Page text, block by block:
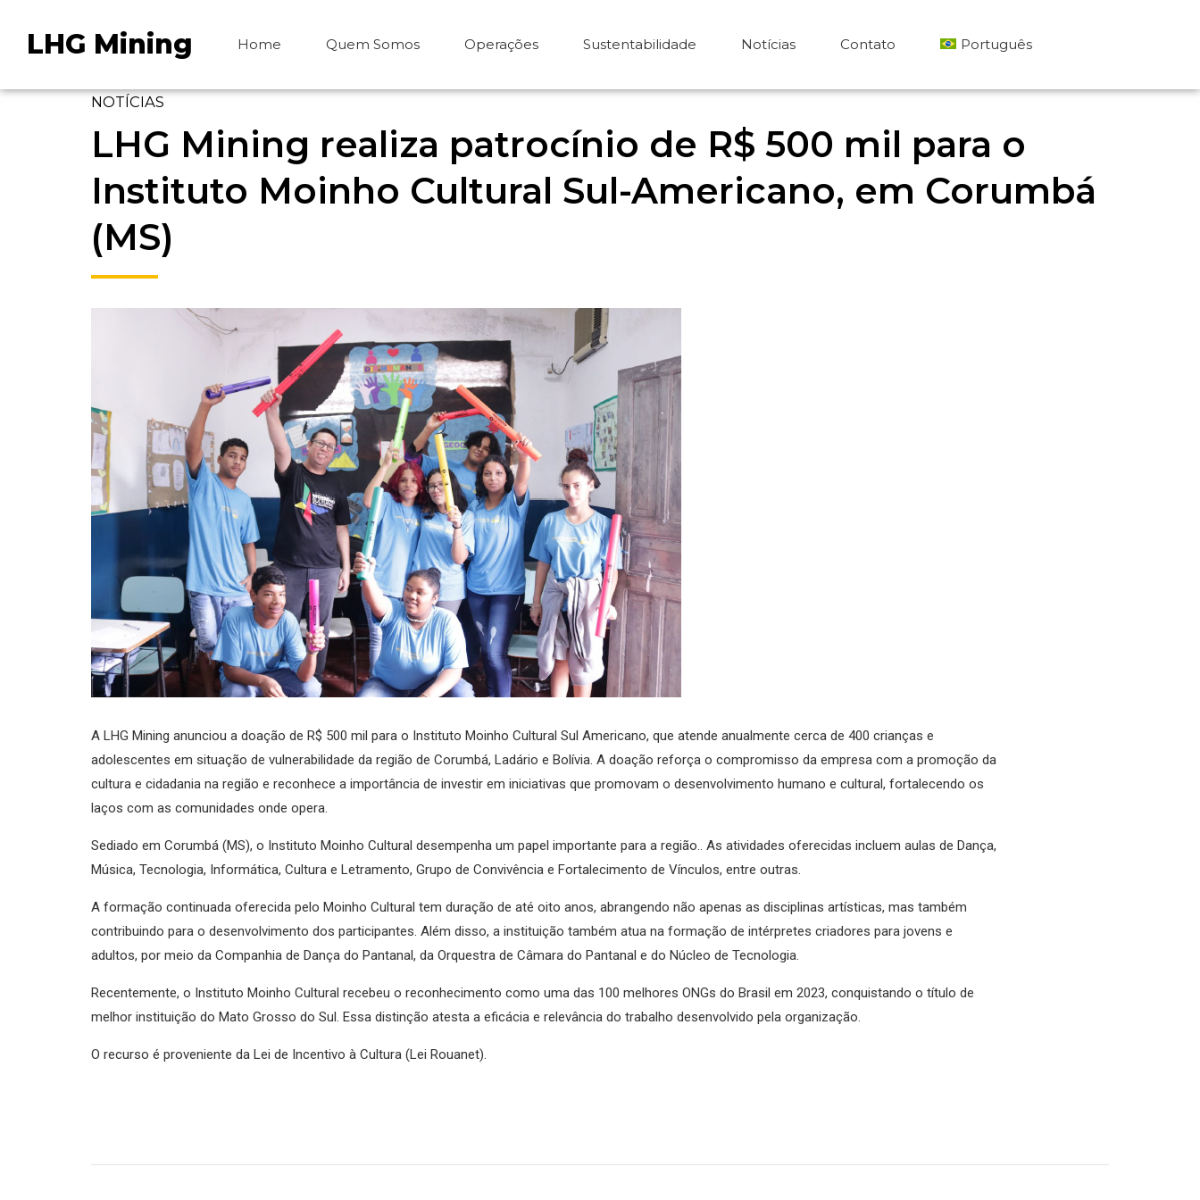
LHG Mining Home Quem Somos Operações Sustentabilidade Notícias Contato Português
English
Español
NOTÍCIAS
LHG Mining realiza patrocínio de R$ 500 mil para o
Instituto Moinho Cultural Sul-Americano, em Corumbá
(MS)
A LHG Mining anunciou a doação de R$ 500 mil para o Instituto Moinho Cultural Sul Americano, que atende anualmente cerca de 400 crianças e
adolescentes em situação de vulnerabilidade da região de Corumbá, Ladário e Bolívia. A doação reforça o compromisso da empresa com a promoção da
cultura e cidadania na região e reconhece a importância de investir em iniciativas que promovam o desenvolvimento humano e cultural, fortalecendo os
laços com as comunidades onde opera.
Sediado em Corumbá (MS), o Instituto Moinho Cultural desempenha um papel importante para a região.. As atividades oferecidas incluem aulas de Dança,
Música, Tecnologia, Informática, Cultura e Letramento, Grupo de Convivência e Fortalecimento de Vínculos, entre outras.
A formação continuada oferecida pelo Moinho Cultural tem duração de até oito anos, abrangendo não apenas as disciplinas artísticas, mas também
contribuindo para o desenvolvimento dos participantes. Além disso, a instituição também atua na formação de intérpretes criadores para jovens e
adultos, por meio da Companhia de Dança do Pantanal, da Orquestra de Câmara do Pantanal e do Núcleo de Tecnologia.
Recentemente, o Instituto Moinho Cultural recebeu o reconhecimento como uma das 100 melhores ONGs do Brasil em 2023, conquistando o título de
melhor instituição do Mato Grosso do Sul. Essa distinção atesta a eficácia e relevância do trabalho desenvolvido pela organização.
O recurso é proveniente da Lei de Incentivo à Cultura (Lei Rouanet).